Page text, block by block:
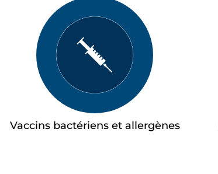
Vaccins bactériens et allergènes